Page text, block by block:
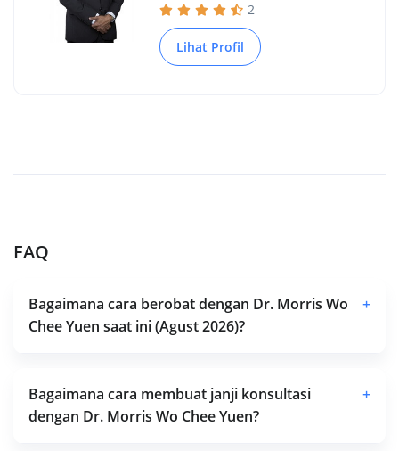
2
Lihat Profil
FAQ
Bagaimana cara berobat dengan Dr. Morris Wo
Chee Yuen saat ini (Agust 2026)?
+
Bagaimana cara membuat janji konsultasi
dengan Dr. Morris Wo Chee Yuen?
+